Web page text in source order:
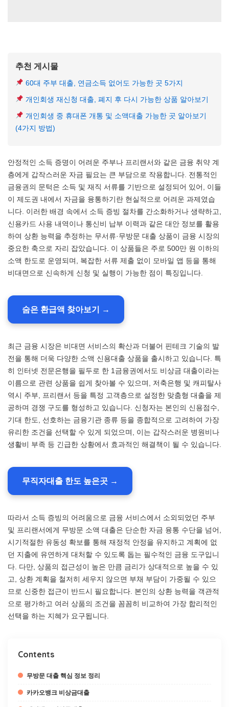
추천 게시물
60대 주부 대출, 연금소득 없어도 가능한 곳 5가지
개인회생 재신청 대출, 폐지 후 다시 가능한 상품 알아보기
개인회생 중 휴대폰 개통 및 소액대출 가능한 곳 알아보기
(4가지 방법)
안정적인 소득 증명이 어려운 주부나 프리랜서와 같은 금융 취약 계
층에게 갑작스러운 자금 필요는 큰 부담으로 작용합니다. 전통적인
금융권의 문턱은 소득 및 재직 서류를 기반으로 설정되어 있어, 이들
이 제도권 내에서 자금을 융통하기란 현실적으로 어려운 과제였습
니다. 이러한 배경 속에서 소득 증빙 절차를 간소화하거나 생략하고,
신용카드 사용 내역이나 통신비 납부 이력과 같은 대안 정보를 활용
하여 상환 능력을 추정하는 무서류·무방문 대출 상품이 금융 시장의
중요한 축으로 자리 잡았습니다. 이 상품들은 주로 500만 원 이하의
소액 한도로 운영되며, 복잡한 서류 제출 없이 모바일 앱 등을 통해
비대면으로 신속하게 신청 및 실행이 가능한 점이 특징입니다.
숨은 환급액 찾아보기 →
최근 금융 시장은 비대면 서비스의 확산과 더불어 핀테크 기술의 발
전을 통해 더욱 다양한 소액 신용대출 상품을 출시하고 있습니다. 특
히 인터넷 전문은행을 필두로 한 1금융권에서도 비상금 대출이라는
이름으로 관련 상품을 쉽게 찾아볼 수 있으며, 저축은행 및 캐피탈사
역시 주부, 프리랜서 등을 특정 고객층으로 설정한 맞춤형 대출을 제
공하며 경쟁 구도를 형성하고 있습니다. 신청자는 본인의 신용점수,
기대 한도, 선호하는 금융기관 종류 등을 종합적으로 고려하여 가장
유리한 조건을 선택할 수 있게 되었으며, 이는 갑작스러운 병원비나
생활비 부족 등 긴급한 상황에서 효과적인 해결책이 될 수 있습니다.
무직자대출 한도 높은곳 →
따라서 소득 증빙의 어려움으로 금융 서비스에서 소외되었던 주부
및 프리랜서에게 무방문 소액 대출은 단순한 자금 융통 수단을 넘어,
시기적절한 유동성 확보를 통해 재정적 안정을 유지하고 계획에 없
던 지출에 유연하게 대처할 수 있도록 돕는 필수적인 금융 도구입니
다. 다만, 상품의 접근성이 높은 만큼 금리가 상대적으로 높을 수 있
고, 상환 계획을 철저히 세우지 않으면 부채 부담이 가중될 수 있으
므로 신중한 접근이 반드시 필요합니다. 본인의 상환 능력을 객관적
으로 평가하고 여러 상품의 조건을 꼼꼼히 비교하여 가장 합리적인
선택을 하는 지혜가 요구됩니다.
Contents
무방문 대출 핵심 정보 정리
카카오뱅크 비상금대출